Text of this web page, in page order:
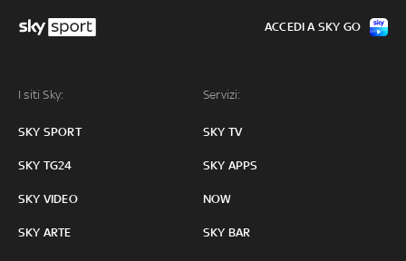
I siti Sky:
SKY SPORT
SKY TG24
SKY VIDEO
SKY ARTE
Servizi:
SKY TV
SKY APPS
NOW
SKY BAR
ACCEDI A SKY GO